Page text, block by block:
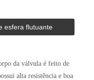
esfera flutuante
da válvula é feito de
alta resistência e boa